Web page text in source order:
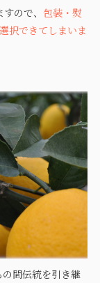
ので、 包装・熨
択できてしまいま
間伝統を引き継